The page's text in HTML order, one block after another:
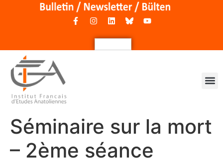
Séminaire sur la mort
– 2ème séance